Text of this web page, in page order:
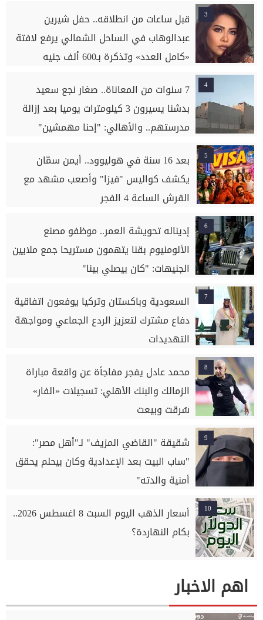
3
قبل ساعات من انطلاقه.. حفل شيرين
عبدالوهاب في الساحل الشمالي يرفع لافتة
«كامل العدد» وتذكرة بـ600 ألف جنيه
4
7 سنوات من المعاناة.. صغار نجع سعيد
بدشنا يسيرون 3 كيلومترات يوميا بعد إزالة
مدرستهم.. والأهالي: "إحنا مهمشين"
5
بعد 16 سنة في هوليوود.. أيمن سمّان
يكشف كواليس "فيزا" وأصعب مشهد مع
القرش الساعة 4 الفجر
6
إديناله تحويشة العمر.. موظفو مصنع
الألومنيوم بقنا يتهمون مستريحا جمع ملايين
الجنيهات: "كان بيصلي بينا"
7
السعودية وباكستان وتركيا يوفعون اتفاقية
دفاع مشترك لتعزيز الردع الجماعي ومواجهة
التهديدات
8
محمد عادل يفجر مفاجأة عن واقعة مباراة
الزمالك والبنك الأهلي: تسجيلات «الفار»
سُرقت وبيعت
9
شقيقة "القاضي المزيف" لـ"أهل مصر":
"ساب البيت بعد الإعدادية وكان بيحلم يحقق
أمنية والدته"
10
أسعار الذهب اليوم السبت 8 اغسطس 2026..
بكام النهاردة؟
اهم الاخبار